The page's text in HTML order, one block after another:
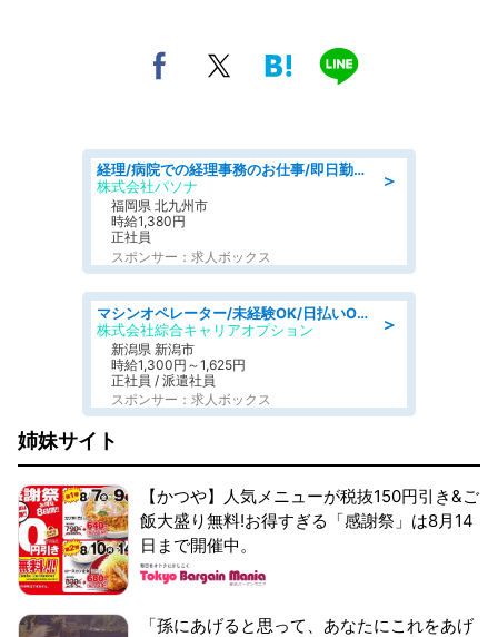
＞
経理/病院での経理事務のお仕事/即日勤務可/車通勤可/経理/一般事務
株式会社パソナ
福岡県 北九州市
時給1,380円
正社員
スポンサー：求人ボックス
＞
マシンオペレーター/未経験OK/日払いOK/寮費無料/交替制/20・30・40代活躍中
株式会社綜合キャリアオプション
新潟県 新潟市
時給1,300円～1,625円
正社員 / 派遣社員
スポンサー：求人ボックス
姉妹サイト
【かつや】人気メニューが税抜150円引き&ご
飯大盛り無料!お得すぎる「感謝祭」は8月14
日まで開催中。
「孫にあげると思って、あなたにこれをあげ